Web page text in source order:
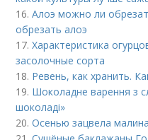
16.Алоэ можно ли
обрезать алоэ
17.Характеристика
засолочные сорта
18. Ревень, как хранить.
19. Шоколадне варення з
шоколаді»
20.Осенью зацвела